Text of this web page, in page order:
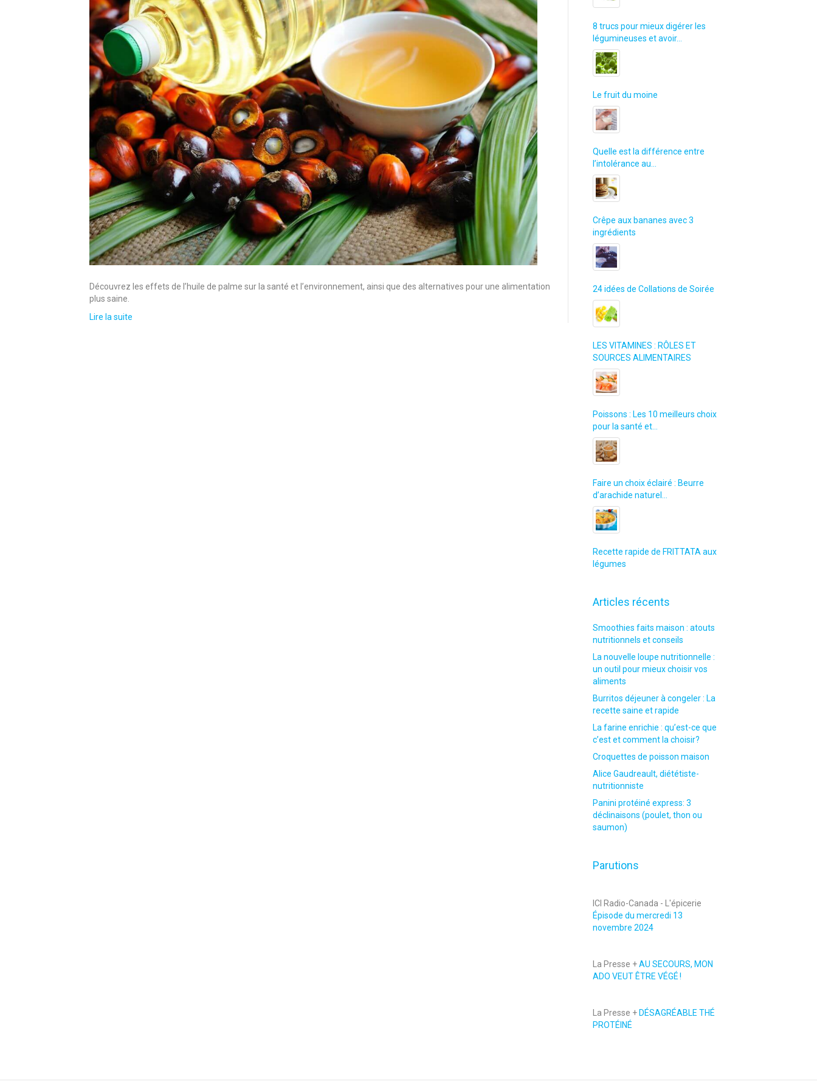
Découvrez les effets de l’huile de palme sur la santé et l’environnement, ainsi que des alternatives pour une alimentation
plus saine.
Lire la suite
8 trucs pour mieux digérer les
légumineuses et avoir…
Le fruit du moine
Quelle est la différence entre
l’intolérance au…
Crêpe aux bananes avec 3
ingrédients
24 idées de Collations de Soirée
LES VITAMINES : RÔLES ET
SOURCES ALIMENTAIRES
Poissons : Les 10 meilleurs choix
pour la santé et…
Faire un choix éclairé : Beurre
d’arachide naturel…
Recette rapide de FRITTATA aux
légumes
Articles récents
Smoothies faits maison : atouts
nutritionnels et conseils
La nouvelle loupe nutritionnelle :
un outil pour mieux choisir vos
aliments
Burritos déjeuner à congeler : La
recette saine et rapide
La farine enrichie : qu’est-ce que
c’est et comment la choisir?
Croquettes de poisson maison
Alice Gaudreault, diététiste-
nutritionniste
Panini protéiné express: 3
déclinaisons (poulet, thon ou
saumon)
Parutions
ICI Radio-Canada - L'épicerie
Épisode du mercredi 13
novembre 2024
La Presse +AU SECOURS, MON
ADO VEUT ÊTRE VÉGÉ !
La Presse + DÉSAGRÉABLE THÉ
PROTÉINÉ